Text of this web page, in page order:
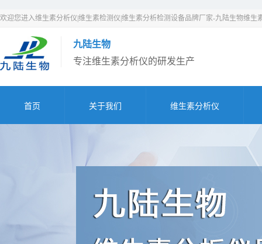
欢迎您进入维生素分析仪|维生素检测仪|维生素分析检测设备品牌厂家-九陆生物维生
九陆生物
专注维生素分析仪的研发生产
首页 关于我们 维生素分析仪